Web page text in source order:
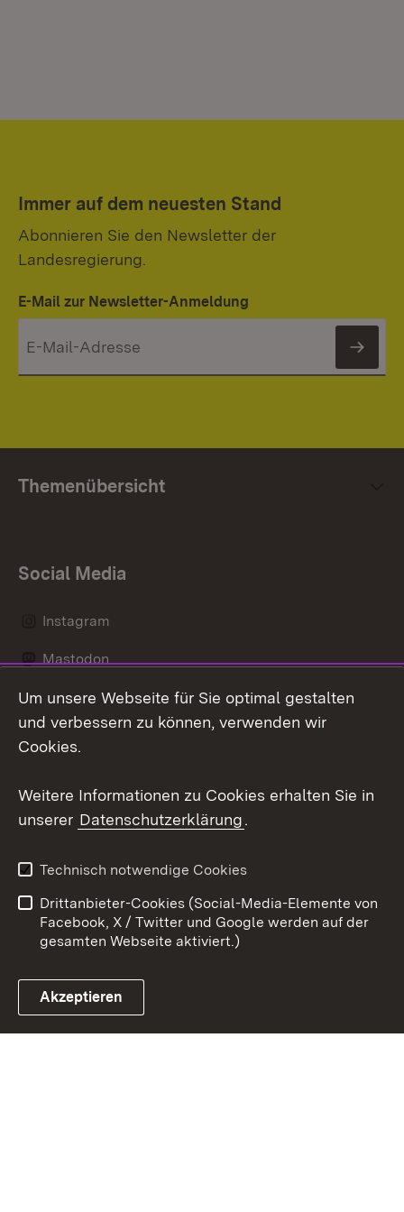
Immer auf dem neuesten Stand
Abonnieren Sie den Newsletter der
Landesregierung.
E-Mail zur Newsletter-Anmeldung
Themenübersicht
Social Media
Instagram
Mastodon
Messenger
Link zum Landesportal
Kontakt
Impressum
Cookies
Um unsere Webseite für Sie optimal gestalten
und verbessern zu können, verwenden wir
Cookies.
Weitere Informationen zu Cookies erhalten Sie in
unserer Datenschutzerklärung.
Technisch notwendige Cookies
Drittanbieter-Cookies (Social-Media-Elemente von
Facebook, X / Twitter und Google werden auf der
gesamten Webseite aktiviert.)
Akzeptieren